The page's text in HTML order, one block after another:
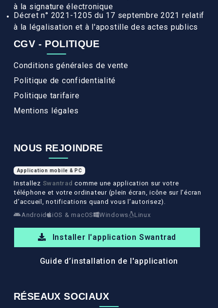
à la signature électronique
Décret n° 2021-1205 du 17 septembre 2021 relatif
à la légalisation et à l'apostille des actes publics
CGV - POLITIQUE
Conditions générales de vente
Politique de confidentialité
Politique tarifaire
Mentions légales
NOUS REJOINDRE
Application mobile & PC
Installez Swantrad comme une application sur votre
téléphone et votre ordinateur (plein écran, icône sur l’écran
d’accueil, notifications quand vous l’autorisez).
Android
iOS & macOS Windows Linux
Installer l'application Swantrad
Guide d’installation de l'application
RÉSEAUX SOCIAUX